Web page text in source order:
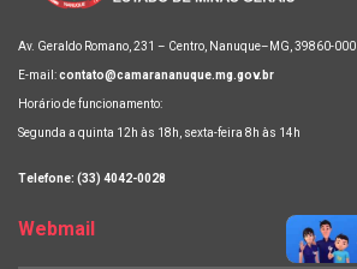
Av. Geraldo Romano, 231 – Centro, Nanuque–MG, 39860-000
E-mail:contato@camarananuque.mg.gov.br
Horário de funcionamento:
Segunda a quinta 12h às 18h, sexta-feira 8h às 14h
Telefone: (33) 4042-0028
Webmail